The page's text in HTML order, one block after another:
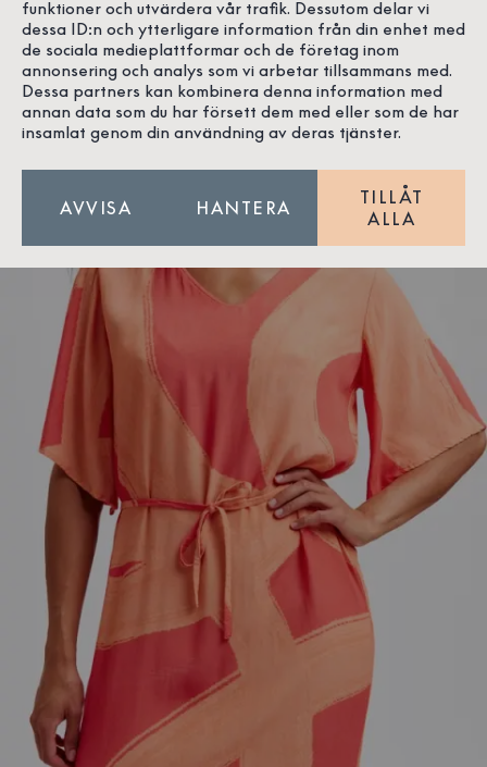
Modellen är 171 cm och bär storlek S
funktioner och utvärdera vår trafik. Dessutom delar vi
dessa ID:n och ytterligare information från din enhet med
de sociala medieplattformar och de företag inom
annonsering och analys som vi arbetar tillsammans med.
Dessa partners kan kombinera denna information med
annan data som du har försett dem med eller som de har
insamlat genom din användning av deras tjänster.
AVVISA HANTERA
TILLÅT
ALLA